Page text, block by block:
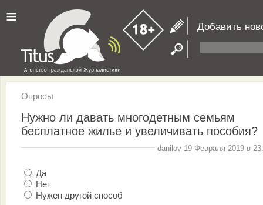
≡ Добавить
Опросы
Нужно ли давать многодетным семьям
бесплатное жилье и увеличивать пособия?
danilov 19 Февраля 2019 в
Да
Нет
Нужен другой способ